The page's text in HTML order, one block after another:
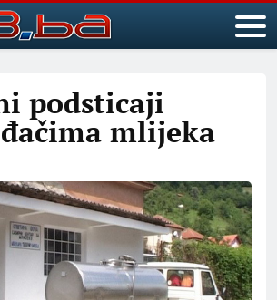
podsticaji
mlijeka